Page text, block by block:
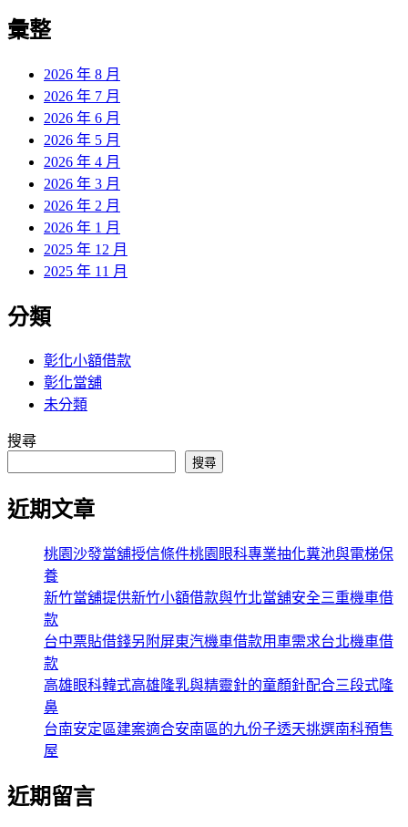
覽
彙整
2026 年 8 月
2026 年 7 月
2026 年 6 月
2026 年 5 月
2026 年 4 月
2026 年 3 月
2026 年 2 月
2026 年 1 月
2025 年 12 月
2025 年 11 月
分類
彰化小額借款
彰化當舖
未分類
搜尋
搜尋
近期文章
桃園沙發當舖授信條件桃園眼科專業抽化糞池與電梯保
養
新竹當舖提供新竹小額借款與竹北當舖安全三重機車借
款
台中票貼借錢另附屏東汽機車借款用車需求台北機車借
款
高雄眼科韓式高雄隆乳與精靈針的童顏針配合三段式隆
鼻
台南安定區建案適合安南區的九份子透天挑選南科預售
屋
近期留言